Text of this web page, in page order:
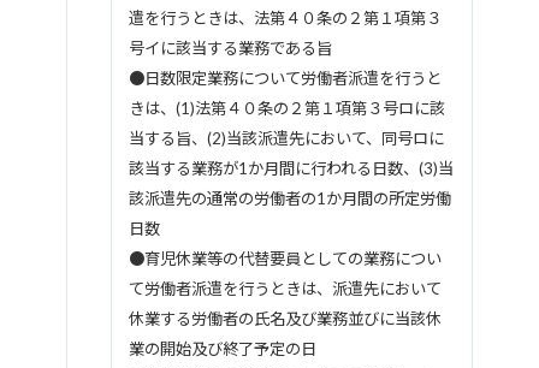
遣を行うときは、法第４０条の２第１項第３
号イに該当する業務である旨
●日数限定業務について労働者派遣を行うと
きは、(1)法第４０条の２第１項第３号ロに該
当する旨、(2)当該派遣先において、同号ロに
該当する業務が1か月間に行われる日数、(3)当
該派遣先の通常の労働者の1か月間の所定労働
日数
●育児休業等の代替要員としての業務につい
て労働者派遣を行うときは、派遣先において
休業する労働者の氏名及び業務並びに当該休
業の開始及び終了予定の日